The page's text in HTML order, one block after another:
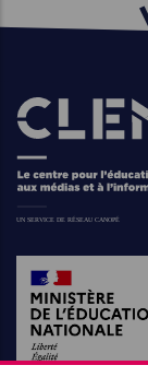
Images